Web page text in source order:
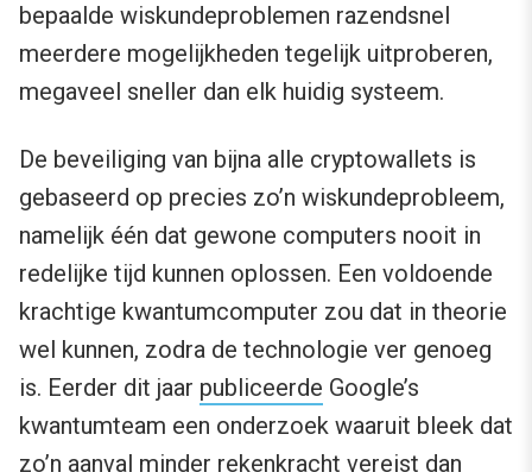
bepaalde wiskundeproblemen razendsnel
meerdere mogelijkheden tegelijk uitproberen,
megaveel sneller dan elk huidig systeem.
De beveiliging van bijna alle cryptowallets is
gebaseerd op precies zo’n wiskundeprobleem,
namelijk één dat gewone computers nooit in
redelijke tijd kunnen oplossen. Een voldoende
krachtige kwantumcomputer zou dat in theorie
wel kunnen, zodra de technologie ver genoeg
is. Eerder dit jaar publiceerde Google’s
kwantumteam een onderzoek waaruit bleek dat
zo’n aanval minder rekenkracht vereist dan